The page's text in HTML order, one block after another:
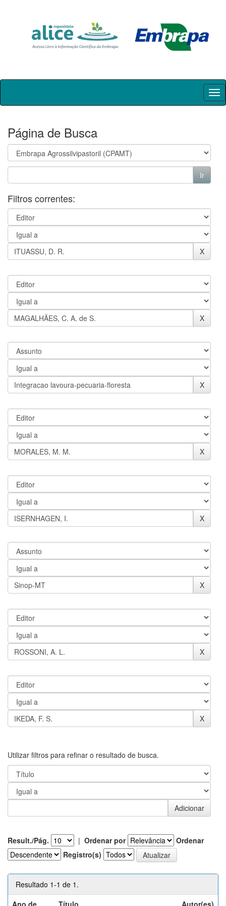
Skip
Página de Busca
Filtros correntes:
Utilizar filtros para refinar o resultado de busca.
Result./Pág. | Ordenar por
Ordenar
Registro(s)
Resultado 1-1 de 1.
Ano de
Título Autor(es)